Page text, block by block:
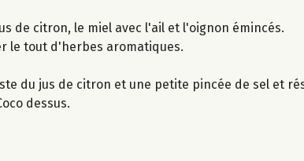
de citron, le miel avec l'ail et l'oignon émincés.
le tout d'herbes aromatiques.
du jus de citron et une petite pincée de sel et
dessus.